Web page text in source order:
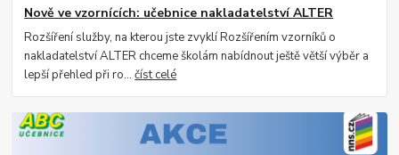
Nově ve vzornících: učebnice nakladatelství ALTER
Rozšíření služby, na kterou jste zvyklí Rozšířením vzorníků o
nakladatelství ALTER chceme školám nabídnout ještě větší výběr a
lepší přehled při ro...číst celé